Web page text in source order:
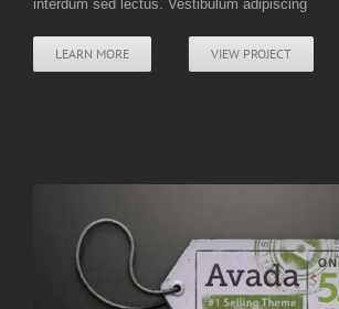
interdum sed lectus. Vestibulum adipiscing
LEARN MORE VIEW PROJECT